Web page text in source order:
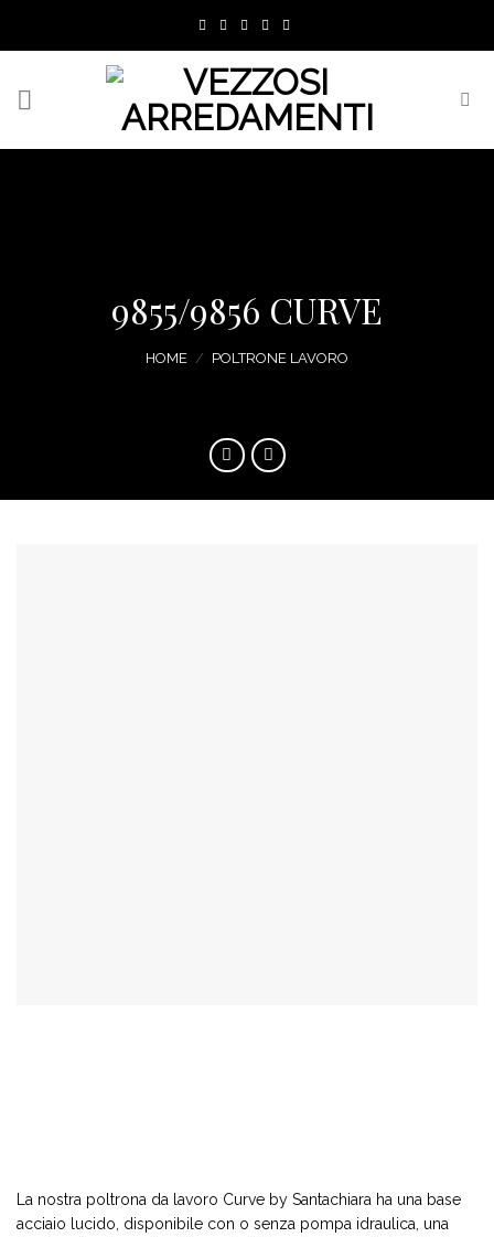
9855/9856 CURVE
HOME / POLTRONE LAVORO
La nostra poltrona da lavoro Curve by Santachiara ha una base
acciaio lucido, disponibile con o senza pompa idraulica, una